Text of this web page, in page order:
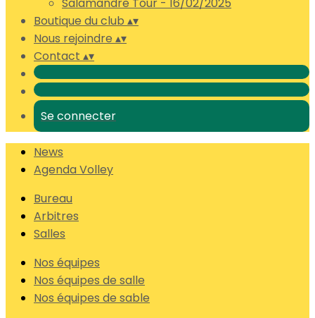
Boutique du club ▴▾
Nous rejoindre ▴▾
Contact ▴▾
Se connecter
News
Agenda Volley
Bureau
Arbitres
Salles
Nos équipes
Nos équipes de salle
Nos équipes de sable